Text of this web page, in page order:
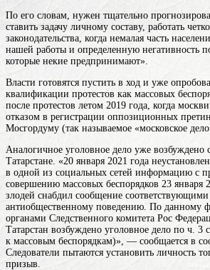
По его словам, нужен тщательно
ставить задачу личному составу, работать
законодательства, когда немалая часть
нашей работы и определенную негативность
которые некие предпринимают».
Власти готовятся пустить в ход и уже
квалификации протестов как массовых
после протестов летом 2019 года, когда
отказом в регистрации оппозиционных
Мосгордуму (так называемое «московское
Аналогичное уголовное дело уже
Татарстане. «20 января 2021 года
в одной из социальных сетей информацию с
совершению массовых беспорядков 23 января
злодей снабдил сообщение
антиобщественному поведению. По данному
органами Следственного комитета Рос
Татарстан возбуждено уголовное дело по ч.
к массовым беспорядкам)», — сообщается в
Следователи пытаются установить личность
призыв.